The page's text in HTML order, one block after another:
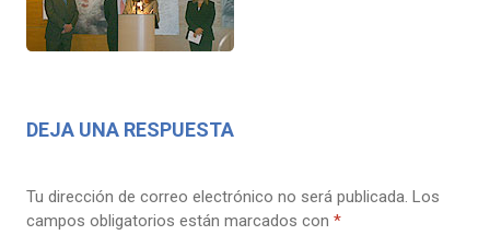
DEJA UNA RESPUESTA
Tu dirección de correo electrónico no será publicada. Los
campos obligatorios están marcados con *